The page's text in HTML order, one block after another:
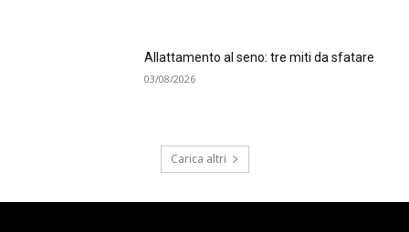
Allattamento al seno: tre miti da sfatare
03/08/2026
Carica altri